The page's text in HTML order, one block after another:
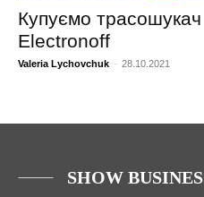
Купуємо
Electronoff
Valeria Lychovchuk - 28.10.2021
SHOW